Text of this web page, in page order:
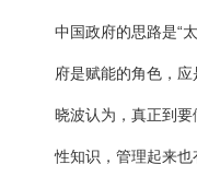
中国政府的思路是“
府是赋能的角色，
晓波认为，真正到
性知识，管理起来也